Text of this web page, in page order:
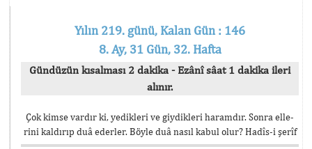
Yılın 219. günü, Kalan Gün : 146
8. Ay, 31 Gün, 32. Hafta
Gündüzün kısalması 2 dakika - Ezânî sâat 1 dakika ileri
alınır.
Çok kimse vardır ki, yedikleri ve giydikleri haramdır. Sonra elle-
rini kaldırıp duâ ederler. Böyle duâ nasıl kabul olur? Hadîs-i şerîf